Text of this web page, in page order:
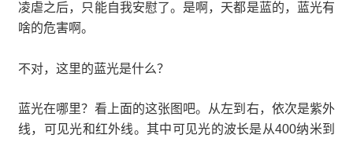
凌虐之后，只能自我安慰了。是啊，天都是蓝的，蓝光有
啥的危害啊。
不对，这里的蓝光是什么？
蓝光在哪里？看上面的这张图吧。从左到右，依次是紫外
线，可见光和红外线。其中可见光的波长是从400纳米到